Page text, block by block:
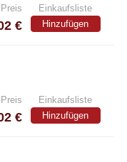
Preis Einkaufsliste
€ Hinzufügen
Preis Einkaufsliste
€ Hinzufügen